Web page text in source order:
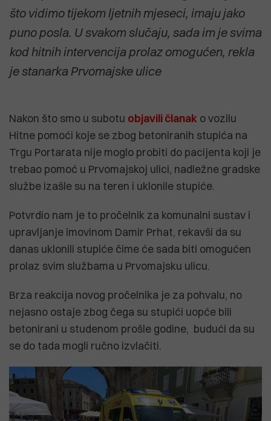
što vidimo tijekom ljetnih mjeseci, imaju jako
puno posla. U svakom slučaju, sada im je svima
kod hitnih intervencija prolaz omogućen, rekla
je stanarka Prvomajske ulice
Nakon što smo u subotu objavili članak o vozilu
Hitne pomoći koje se zbog betoniranih stupića na
Trgu Portarata nije moglo probiti do pacijenta koji je
trebao pomoć u Prvomajskoj ulici, nadležne gradske
službe izašle su na teren i uklonile stupiće.
Potvrdio nam je to pročelnik za komunalni sustav i
upravljanje imovinom Damir Prhat, rekavši da su
danas uklonili stupiće čime će sada biti omogućen
prolaz svim službama u Prvomajsku ulicu.
Brza reakcija novog pročelnika je za pohvalu, no
nejasno ostaje zbog čega su stupići uopće bili
betonirani u studenom prošle godine, budući da su
se do tada mogli ručno izvlačiti.